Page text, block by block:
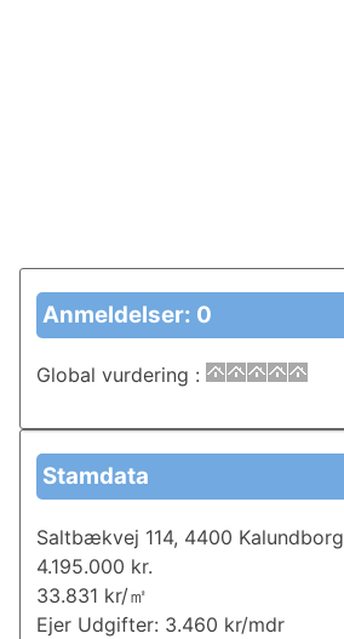
Anmeldelser: 0
Global vurdering :
Stamdata
Saltbækvej 114, 4400 Kalundborg
4.195.000 kr.
33.831 kr/㎡
Ejer Udgifter: 3.460 kr/mdr